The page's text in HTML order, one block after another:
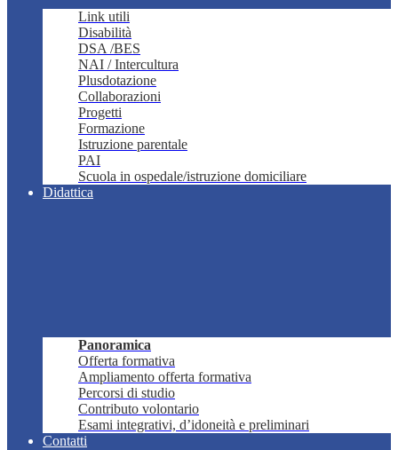
Link utili
Disabilità
DSA /BES
NAI / Intercultura
Plusdotazione
Collaborazioni
Progetti
Formazione
Istruzione parentale
PAI
Scuola in ospedale/istruzione domiciliare
Didattica
Panoramica
Offerta formativa
Ampliamento offerta formativa
Percorsi di studio
Contributo volontario
Esami integrativi, d’idoneità e preliminari
Contatti